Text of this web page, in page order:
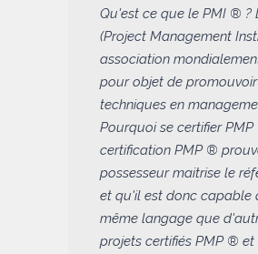
Qu'est ce que le PMI ® ?
(Project Management
association
pour objet de
techniques en
Pourquoi se certifier
certification PMP ®
possesseur maitrise le
et qu'il est donc capable
même langage que
projets certifiés PMP ®